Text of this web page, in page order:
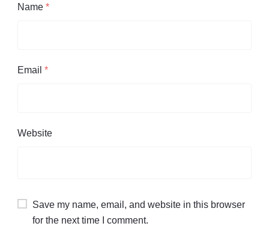
Name *
Email *
Website
Save my name, email, and website in this browser
for the next time I comment.